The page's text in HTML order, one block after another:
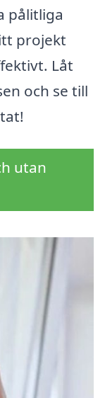
pålitliga
projekt
Låt
och se till
utan